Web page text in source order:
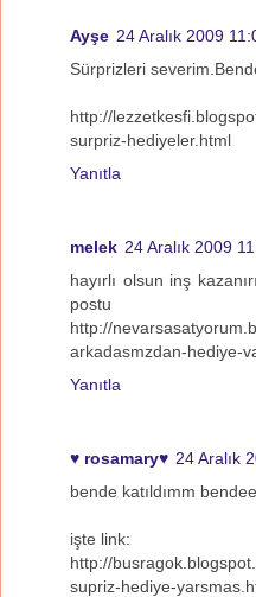
Ayşe 24 Aralık 2009
Sürprizleri
http://
surpriz-hediyeler.html
Yanıtla
melek 24 Aralık 2009
hayırlı olsun inş
postu
http://
arkadasmzdan-hediye-
Yanıtla
♥ rosamary♥ 24 Aralık
bende katıldımm bendee
işte link:
http://
supriz-hediye-